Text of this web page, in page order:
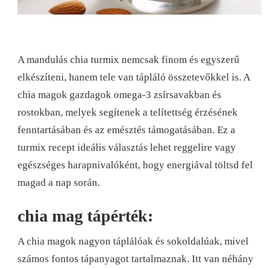
A mandulás chia turmix nemcsak finom és egyszerű
elkészíteni, hanem tele van tápláló összetevőkkel is. A
chia magok gazdagok omega-3 zsírsavakban és
rostokban, melyek segítenek a telítettség érzésének
fenntartásában és az emésztés támogatásában. Ez a
turmix recept ideális választás lehet reggelire vagy
egészséges harapnivalóként, hogy energiával töltsd fel
magad a nap során.
chia mag tápérték:
A chia magok nagyon táplálóak és sokoldalúak, mivel
számos fontos tápanyagot tartalmaznak. Itt van néhány